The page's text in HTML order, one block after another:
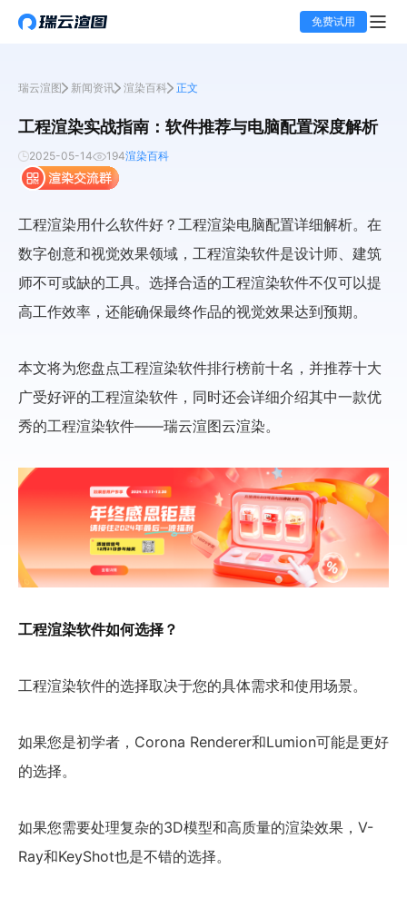
免费试用
瑞云渲图 新闻资讯 渲染百科 正文
工程渲染实战指南：软件推荐与电脑配置深度解析
2025-05-14 194渲染百科
工程渲染用什么软件好？工程渲染电脑配置详细解析。在
数字创意和视觉效果领域，工程渲染软件是设计师、建筑
师不可或缺的工具。选择合适的工程渲染软件不仅可以提
高工作效率，还能确保最终作品的视觉效果达到预期。
本文将为您盘点工程渲染软件排行榜前十名，并推荐十大
广受好评的工程渲染软件，同时还会详细介绍其中一款优
秀的工程渲染软件——瑞云渲图云渲染。
工程渲染软件如何选择？
工程渲染软件的选择取决于您的具体需求和使用场景。
如果您是初学者，Corona Renderer和Lumion可能是更好
的选择。
如果您需要处理复杂的3D模型和高质量的渲染效果，V-
Ray和KeyShot也是不错的选择。